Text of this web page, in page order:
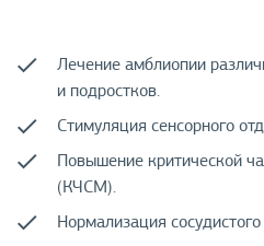
Лечение амблиопии
и подростков.
Стимуляция сенсорного
Повышение критической
(КЧСМ).
Нормализация сосудистого